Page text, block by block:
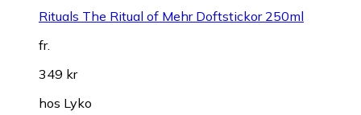
Rituals The Ritual of Mehr Doftstickor 250ml
fr.
349 kr
hos Lyko